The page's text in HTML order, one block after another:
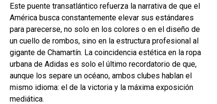
Este puente transatlántico refuerza la narrativa de que el
América busca constantemente elevar sus estándares
para parecerse, no solo en los colores o en el diseño de
un cuello de rombos, sino en la estructura profesional al
gigante de Chamartín. La coincidencia estética en la ropa
urbana de Adidas es solo el último recordatorio de que,
aunque los separe un océano, ambos clubes hablan el
mismo idioma: el de la victoria y la máxima exposición
mediática.